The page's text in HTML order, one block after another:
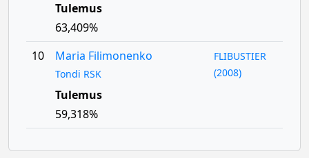
Tulemus
63,409%
10
Maria Filimonenko
Tondi RSK
FLIBUSTIER
(2008)
Tulemus
59,318%